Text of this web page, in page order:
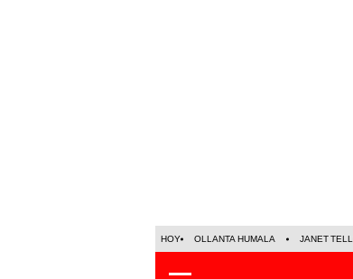
HOY OLLANTA HUMALA JANET